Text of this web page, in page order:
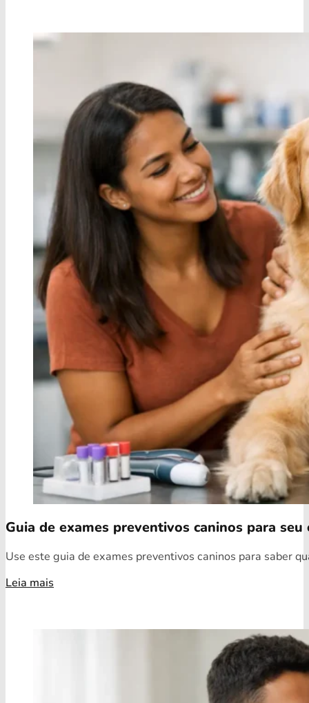
Guia de exames preventivos caninos para seu
Use este guia de exames preventivos caninos para saber
Leia mais